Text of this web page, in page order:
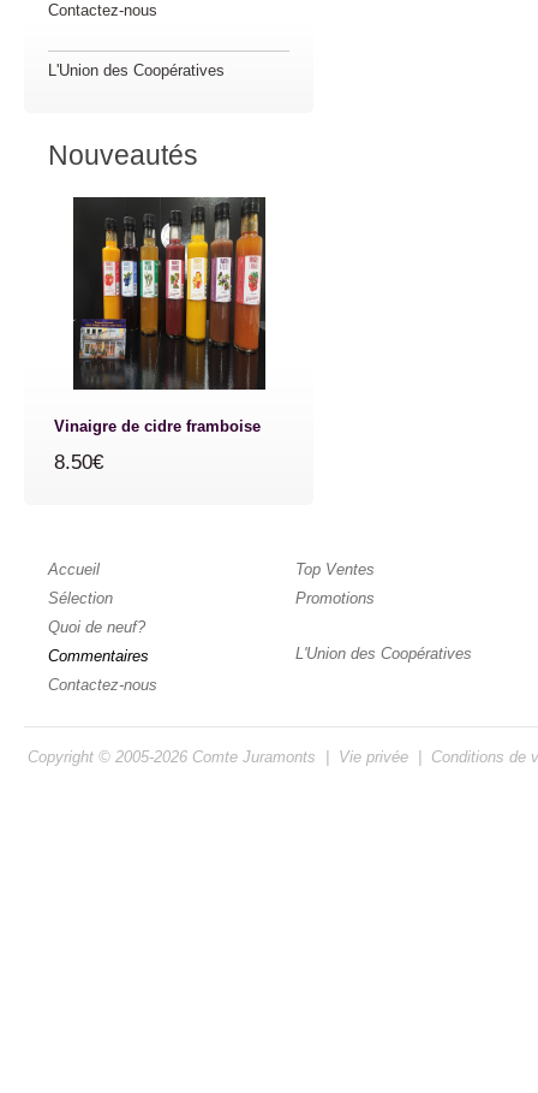
Contactez-nous
L'Union des Coopératives
Nouveautés
Vinaigre de cidre framboise
8.50€
Accueil
Sélection
Quoi de neuf?
Commentaires
Contactez-nous
Top Ventes
Promotions
L'Union des Coopératives
Copyright © 2005-2026 Comte Juramonts Vie privée Conditions de